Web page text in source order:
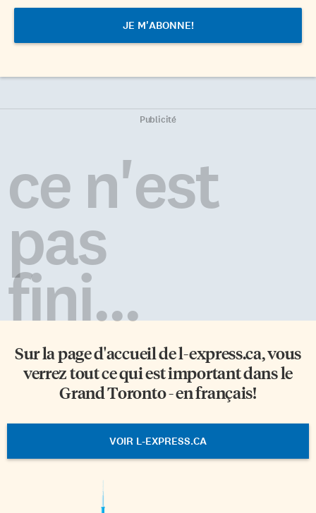
Publicité
ce n'est
pas
fini...
Sur la page d'accueil del-express.ca, vous
verrez tout ce qui est important dans le
Grand Toronto - en français!
VOIR L-EXPRESS.CA